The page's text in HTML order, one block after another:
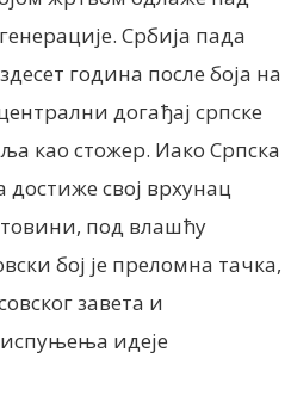
Србија пада
година после боја на
догађај српске
као стожер. Иако Српска
свој врхунац
под влашћу
бој је преломна тачка,
завета и
идеје